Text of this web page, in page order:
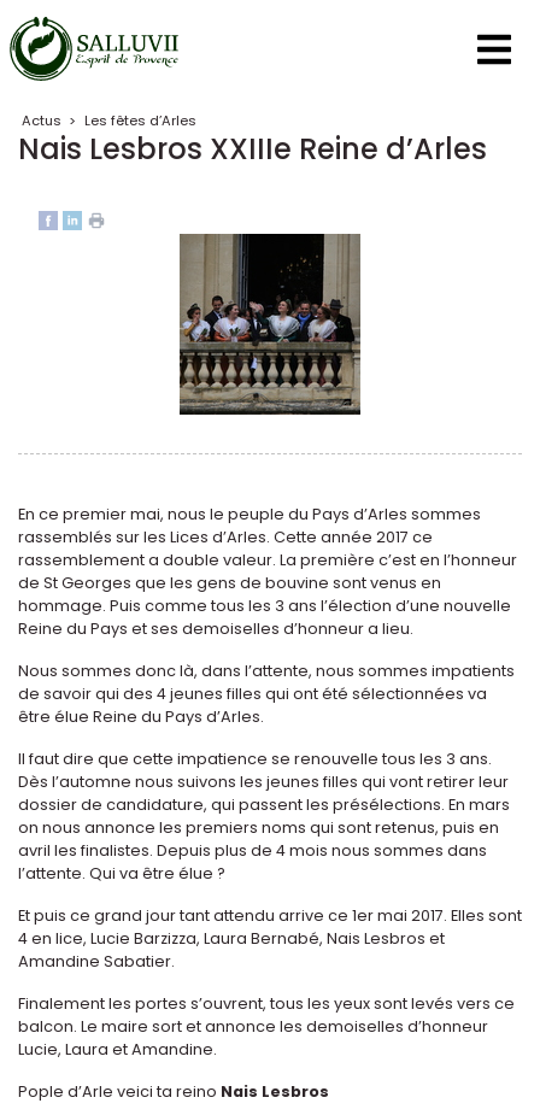
Panneau de gestion des cookies
Actus > Les fêtes d’Arles
Nais Lesbros XXIIIe Reine d’Arles
En ce premier mai, nous le peuple du Pays d’Arles sommes
rassemblés sur les Lices d’Arles. Cette année 2017 ce
rassemblement a double valeur. La première c’est en l’honneur
de St Georges que les gens de bouvine sont venus en
hommage. Puis comme tous les 3 ans l’élection d’une nouvelle
Reine du Pays et ses demoiselles d’honneur a lieu.
Nous sommes donc là, dans l’attente, nous sommes impatients
de savoir qui des 4 jeunes filles qui ont été sélectionnées va
être élue Reine du Pays d’Arles.
Il faut dire que cette impatience se renouvelle tous les 3 ans.
Dès l’automne nous suivons les jeunes filles qui vont retirer leur
dossier de candidature, qui passent les présélections. En mars
on nous annonce les premiers noms qui sont retenus, puis en
avril les finalistes. Depuis plus de 4 mois nous sommes dans
l’attente. Qui va être élue ?
Et puis ce grand jour tant attendu arrive ce 1er mai 2017. Elles sont
4 en lice, Lucie Barzizza, Laura Bernabé, Nais Lesbros et
Amandine Sabatier.
Finalement les portes s’ouvrent, tous les yeux sont levés vers ce
balcon. Le maire sort et annonce les demoiselles d’honneur
Lucie, Laura et Amandine.
Pople d’Arle veici ta reino Nais Lesbros